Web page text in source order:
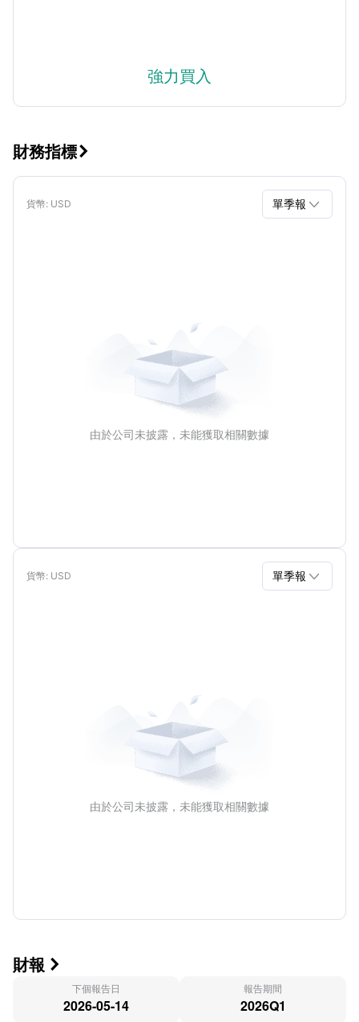
強力買入
財務指標
貨幣: USD 單季報 
由於公司未披露，未能獲取相關數據
貨幣: USD 單季報 
由於公司未披露，未能獲取相關數據
財報 
下個報告日
2026-05-14
報告期間
2026Q1